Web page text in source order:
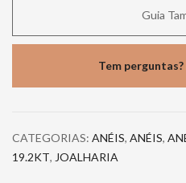
Guia
Tem
CATEGORIAS: ANÉIS, ANÉIS,
19.2KT, JOALHARIA